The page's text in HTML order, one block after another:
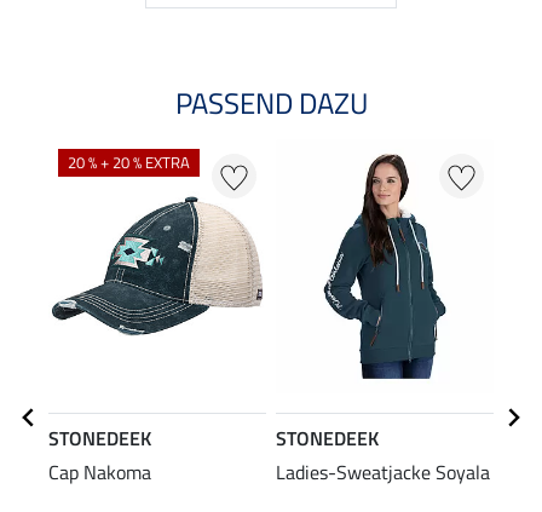
PASSEND DAZU
20 % + 20 % EXTRA
STONEDEEK
Cap Nakoma
STONEDEEK
Ladies-Sweatjacke Soyala